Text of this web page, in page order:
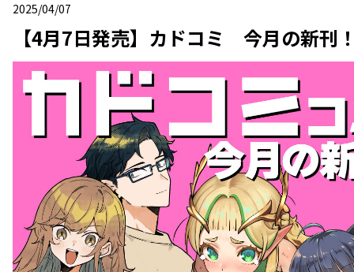
2025/04/07
2025年04月07日
【4月7日発売】カドコミ 今月の新刊